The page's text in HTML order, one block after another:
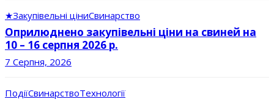
★Закупівельні ціниСвинарство
Оприлюднено закупівельні ціни на свиней на
10 – 16 серпня 2026 р.
7 Серпня, 2026
ПодіїСвинарствоТехнології